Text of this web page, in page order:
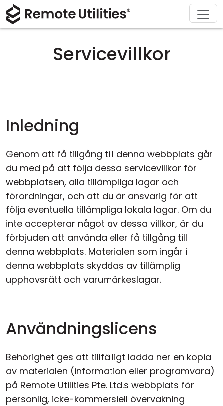
Servicevillkor
Inledning
Genom att få tillgång till denna webbplats går
du med på att följa dessa servicevillkor för
webbplatsen, alla tillämpliga lagar och
förordningar, och att du är ansvarig för att
följa eventuella tillämpliga lokala lagar. Om du
inte accepterar något av dessa villkor, är du
förbjuden att använda eller få tillgång till
denna webbplats. Materialen som ingår i
denna webbplats skyddas av tillämplig
upphovsrätt och varumärkeslagar.
Användningslicens
Behörighet ges att tillfälligt ladda ner en kopia
av materialen (information eller programvara)
på Remote Utilities Pte. Ltd.s webbplats för
personlig, icke-kommersiell övervakning
Produkt
Anslutningslägen
Oövervakad åtkomst
Active Directory-support
MSI-konfiguration
Moln & Lokal installation
Lösningar
Tillverkning och detaljhandel
Informationsteknik
Ladda ner
Köp
Licensassistent
Support
Dokumentation
Om